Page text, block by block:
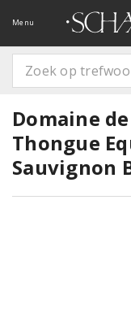
Menu
Domaine
Thongue
Sauvignon